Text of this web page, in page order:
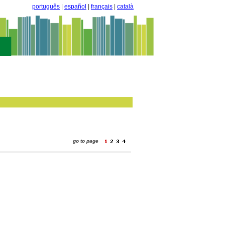
português español français català
go to page